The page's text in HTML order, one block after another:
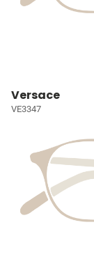
Versace
VE3347